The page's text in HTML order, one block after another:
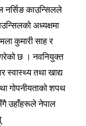
नर्सिङ काउन्सिलले
अध्यक्षमा
कुमारी साह र
गरेको छ । नवनियुक्त
स्वास्थ्य तथा खाद्य
गोपनीयताको शपथ
उहाँहरूले नेपाल